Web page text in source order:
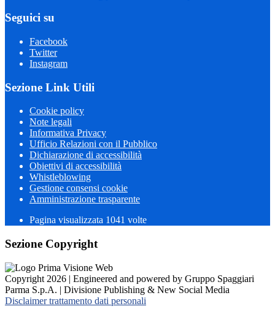
Seguici su
Facebook
Twitter
Instagram
Sezione Link Utili
Cookie policy
Note legali
Informativa Privacy
Ufficio Relazioni con il Pubblico
Dichiarazione di accessibilità
Obiettivi di accessibilità
Whistleblowing
Gestione consensi cookie
Amministrazione trasparente
Pagina visualizzata 1041 volte
Sezione Copyright
Copyright 2026 | Engineered and powered by Gruppo Spaggiari
Parma S.p.A. | Divisione Publishing & New Social Media
Disclaimer trattamento dati personali